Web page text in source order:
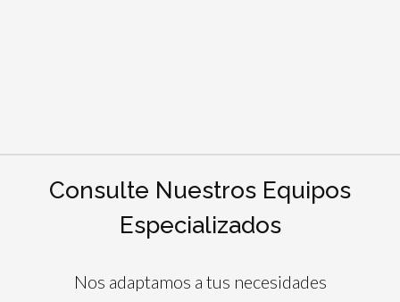
Consulte Nuestros Equipos
Especializados
Nos adaptamos a tus necesidades